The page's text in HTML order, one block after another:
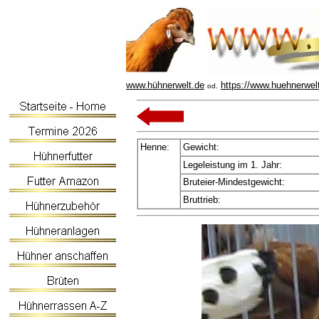
www.hühnerwelt.de od. https://
Henne:
Gewicht:
Legeleistung im 1. Jahr:
Bruteier-Mindestgewicht:
Bruttrieb: